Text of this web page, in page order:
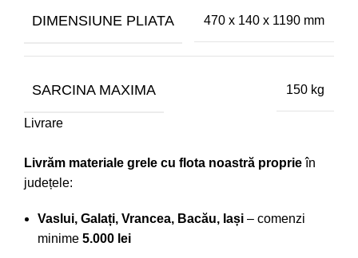
DIMENSIUNE PLIATA 470 x 140 x 1190 mm
SARCINA MAXIMA 150 kg
Livrare
Livrăm materiale grele cu flota noastră proprieîn
județele:
Vaslui, Galați, Vrancea, Bacău, Iași – comenzi
minime 5.000 lei